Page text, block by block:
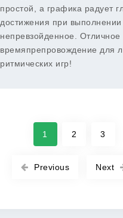
простой, а графика радует
достижения при выполнении
непревзойденное. Отличное
времяпрепровождение для
ритмических игр!
Previous
1 2 3
Next